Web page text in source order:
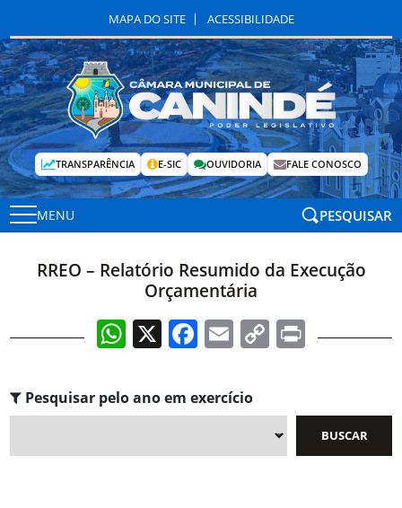
MAPA DO SITE ACESSIBILIDADE
TRANSPARÊNCIA E-SIC OUVIDORIA FALE CONOSCO
MENU PESQUISAR
RREO – Relatório Resumido da Execução
Orçamentária
WhatsApp
X Facebook
EmailCopyPrint
Pesquisar pelo ano em exercício